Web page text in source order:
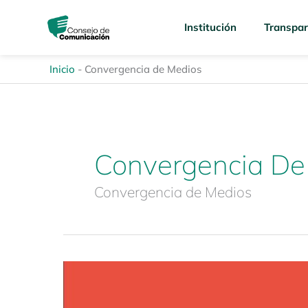
Institución
Inicio - Convergencia de Medios
Convergencia
Convergencia de Medios